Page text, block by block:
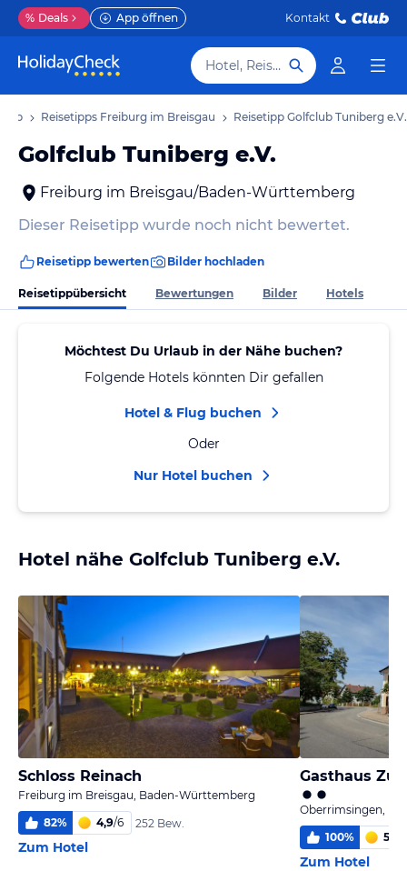
% Deals App öffnen Kontakt
Hotel, Reiseziel
Reisetipps Freiburg im Breisgau Reisetipp Golfclub Tuniberg e.V.
Golfclub Tuniberg e.V.
Freiburg im Breisgau/Baden-Württemberg
Dieser Reisetipp wurde noch nicht bewertet.
Reisetipp bewerten Bilder hochladen
Reisetippübersicht Bewertungen Bilder Hotels
Möchtest Du Urlaub in der Nähe buchen?
Folgende Hotels könnten Dir gefallen
Hotel & Flug buchen
Oder
Nur Hotel buchen
Hotel nähe Golfclub Tuniberg e.V.
Schloss Reinach
Freiburg im Breisgau, Baden-Württemberg
82% 4,9/6 252 Bew.
Zum Hotel
Gasthaus
Oberrimsingen,
100% 5,4
Zum Hotel